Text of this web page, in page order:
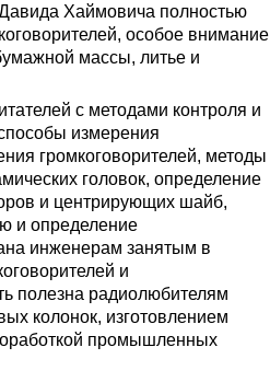
Хаймовича полностью
особое внимание
массы, литье и
с методами контроля и
измерения
громкоговорителей, методы
головок, определение
и центрирующих шайб,
и определение
инженерам занятым в
и
полезна радиолюбителям
колонок, изготовлением
промышленных